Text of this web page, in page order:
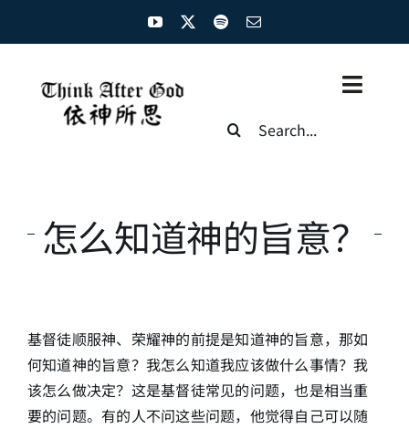
圣经概览
神学概论
圣经解析
Search
怎么知道神的旨意？
基督徒顺服神、荣耀神的前提是知道神的旨意，那如
何知道神的旨意？我怎么知道我应该做什么事情？我
该怎么做决定？这是基督徒常见的问题，也是相当重
要的问题。有的人不问这些问题，他觉得自己可以随